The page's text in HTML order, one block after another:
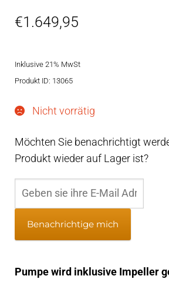
basierend auf
rtung
€1.649,95
Inklusive 21% MwSt
Produkt ID: 13065
Nicht vorrätig
Möchten Sie benachrichtigt
Produkt wieder auf Lager ist?
Benachrichtige mich
Pumpe wird inklusive Impeller